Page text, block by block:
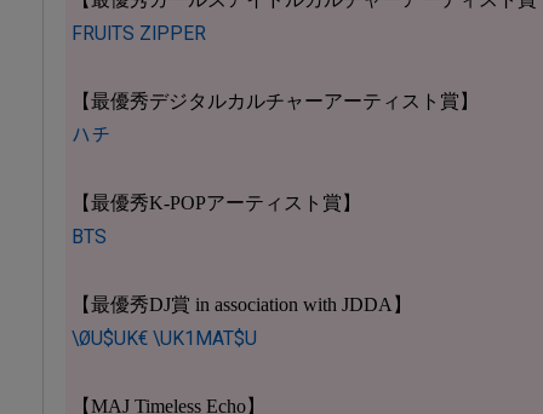
FRUITS ZIPPER
【最優秀デジタルカルチャーアーティスト賞】
ハチ
【最優秀K-POPアーティスト賞】
BTS
【最優秀DJ賞 in association with JDDA】
\ØU$UK€ \UK1MAT$U
【MAJ Timeless Echo】